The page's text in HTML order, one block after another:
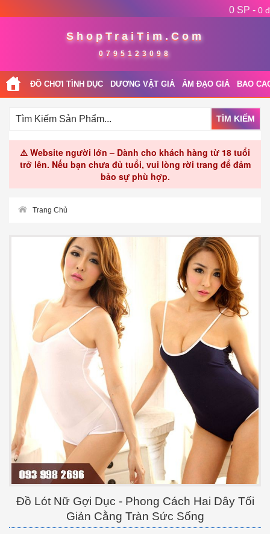
0 SP - 0 đ
ShopTraiTim.Com
0795123098
ĐỒ CHƠI TÌNH DỤC DƯƠNG VẬT GIẢ ÂM ĐẠO GIẢ BAO
TÌM KIẾM
⚠️ Website người lớn – Dành cho khách hàng từ 18 tuổi
trở lên. Nếu bạn chưa đủ tuổi, vui lòng rời trang để đảm
bảo sự phù hợp.
Trang Chủ
Đồ Lót Nữ Gợi Dục - Phong Cách Hai Dây Tối
Giản Cằng Tràn Sức Sống